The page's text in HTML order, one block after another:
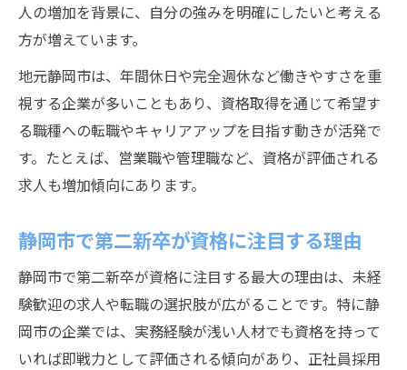
資格取得で広がる第二新卒の就職選択肢
静岡市の第二新卒が重視する職場環境とは
未経験OK企業で第二新卒が活躍する理由
第二新卒が静岡市で長く働くための工夫
資格が第二新卒転職に与えるプラス効果
第二新卒が資格取得で得られる転職の強み
静岡市で評価される第二新卒の資格とは
資格取得による第二新卒のキャリアアップ
事例
第二新卒が資格で差別化を図るポイント
未経験でも挑戦できる静岡市の働き方
人の増加を背景に、自分の強みを明確にしたいと考える
方が増えています。
地元静岡市は、年間休日や完全週休など働きやすさを重
視する企業が多いこともあり、資格取得を通じて希望す
る職種への転職やキャリアアップを目指す動きが活発で
す。たとえば、営業職や管理職など、資格が評価される
求人も増加傾向にあります。
静岡市で第二新卒が資格に注目する理由
静岡市で第二新卒が資格に注目する最大の理由は、未経
験歓迎の求人や転職の選択肢が広がることです。特に静
岡市の企業では、実務経験が浅い人材でも資格を持って
いれば即戦力として評価される傾向があり、正社員採用